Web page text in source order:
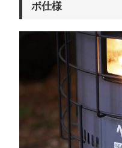
ボ仕様